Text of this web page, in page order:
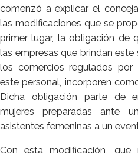
comenzó a explicar el
las modificaciones que se
primer lugar, la obligación de
las empresas que brindan
los comercios regulados
este personal, incorporen
Dicha obligación parte de
mujeres preparadas ante
asistentes femeninas a un
Con esta modificación, que